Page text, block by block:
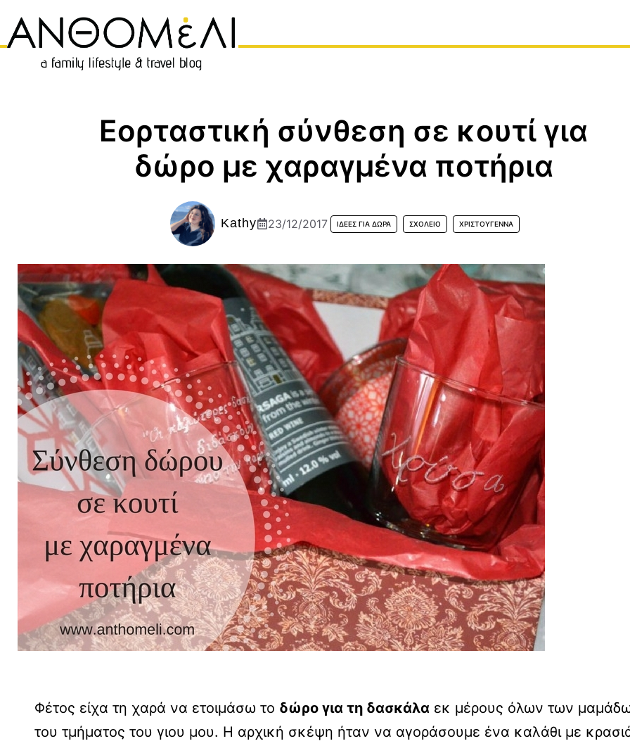
περιεχόμενο
Εορταστική σύνθεση σε κουτί για
δώρο με χαραγμένα ποτήρια
Kathy 23/12/2017 ΙΔΈΕΣ ΓΙΑ ΔΏΡΑ ΣΧΟΛΕΊΟ ΧΡΙΣΤΟΎΓΕΝΝΑ
Φέτος είχα τη χαρά να ετοιμάσω το δώρο για τη δασκάλα εκ μέρους όλων των
του τμήματος του γιου μου. Η αρχική σκέψη ήταν να αγοράσουμε ένα καλάθι με